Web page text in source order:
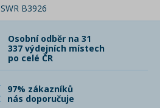
SWR B3926
Osobní odběr na 31
337 výdejních místech
po celé ČR
97% zákazníků
nás doporučuje